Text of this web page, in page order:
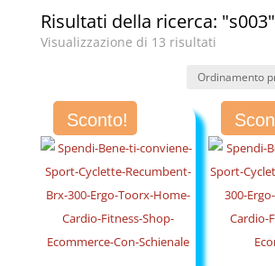
Risultati della ricerca: "s003"
Visualizzazione di 13 risultati
Sconto!